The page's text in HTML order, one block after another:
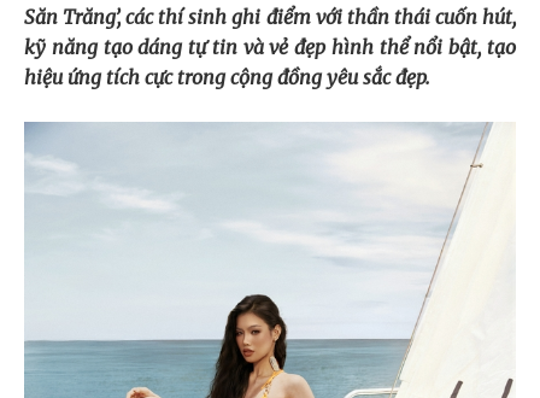
Săn Trăng’, các thí sinh ghi điểm với thần thái cuốn hút,
kỹ năng tạo dáng tự tin và vẻ đẹp hình thể nổi bật, tạo
hiệu ứng tích cực trong cộng đồng yêu sắc đẹp.